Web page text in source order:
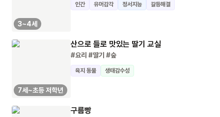
3~4세
인간 유머감각 정서지능 갈등해결
7세~초등 저학년
산으로 들로 맛있는 딸기 교실
#요리 #딸기 #숲
육지 동물 생태감수성
구름빵